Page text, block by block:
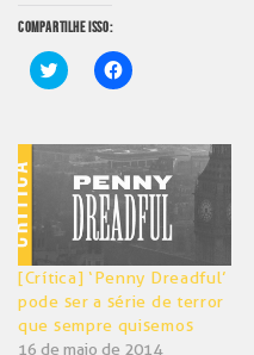
COMPARTILHE ISSO:
Clique
para
em
nova
janela)
Clique
para
em
nova
janela)
[Crítica] ‘Penny Dreadful’
pode ser a série de terror
que sempre quisemos
16 de maio de 2014